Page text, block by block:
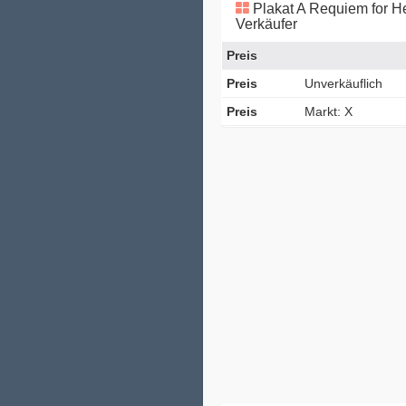
Plakat A Requiem for
Verkäufer
Preis
Preis
Unverkäuflich
Preis
Markt: X